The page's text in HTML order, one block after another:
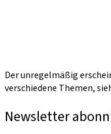
Der unregelmäßig
verschiedene Themen,
Newsletter